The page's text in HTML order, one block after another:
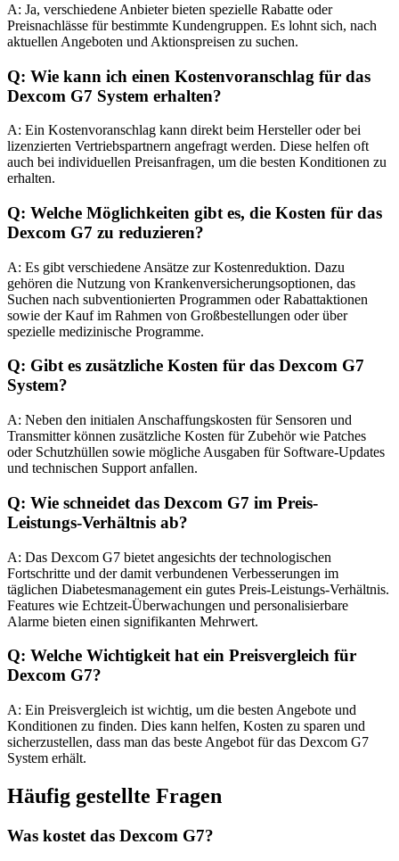
A: Ja, verschiedene Anbieter bieten spezielle Rabatte oder
Preisnachlässe für bestimmte Kundengruppen. Es lohnt sich, nach
aktuellen Angeboten und Aktionspreisen zu suchen.
Q: Wie kann ich einen Kostenvoranschlag für das
Dexcom G7 System erhalten?
A: Ein Kostenvoranschlag kann direkt beim Hersteller oder bei
lizenzierten Vertriebspartnern angefragt werden. Diese helfen oft
auch bei individuellen Preisanfragen, um die besten Konditionen zu
erhalten.
Q: Welche Möglichkeiten gibt es, die Kosten für das
Dexcom G7 zu reduzieren?
A: Es gibt verschiedene Ansätze zur Kostenreduktion. Dazu
gehören die Nutzung von Krankenversicherungsoptionen, das
Suchen nach subventionierten Programmen oder Rabattaktionen
sowie der Kauf im Rahmen von Großbestellungen oder über
spezielle medizinische Programme.
Q: Gibt es zusätzliche Kosten für das Dexcom G7
System?
A: Neben den initialen Anschaffungskosten für Sensoren und
Transmitter können zusätzliche Kosten für Zubehör wie Patches
oder Schutzhüllen sowie mögliche Ausgaben für Software-Updates
und technischen Support anfallen.
Q: Wie schneidet das Dexcom G7 im Preis-
Leistungs-Verhältnis ab?
A: Das Dexcom G7 bietet angesichts der technologischen
Fortschritte und der damit verbundenen Verbesserungen im
täglichen Diabetesmanagement ein gutes Preis-Leistungs-Verhältnis.
Features wie Echtzeit-Überwachungen und personalisierbare
Alarme bieten einen signifikanten Mehrwert.
Q: Welche Wichtigkeit hat ein Preisvergleich für
Dexcom G7?
A: Ein Preisvergleich ist wichtig, um die besten Angebote und
Konditionen zu finden. Dies kann helfen, Kosten zu sparen und
sicherzustellen, dass man das beste Angebot für das Dexcom G7
System erhält.
Häufig gestellte Fragen
Was kostet das Dexcom G7?